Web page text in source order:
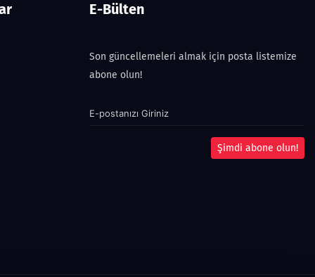
E-Bülten
Son güncellemeleri almak için posta listemize
abone olun!
Şimdi abone olun!